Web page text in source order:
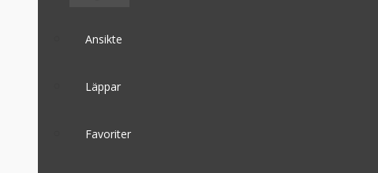
Ansikte
Läppar
Favoriter